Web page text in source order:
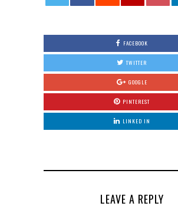
FACEBOOK
TWITTER
GOOGLE
PINTEREST
LINKED IN
LEAVE A REPLY